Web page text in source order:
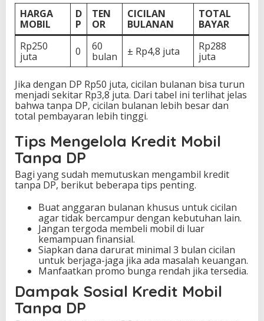
HARGA
MOBIL
D
P
TEN
OR
CICILAN
BULANAN
TOTAL
BAYAR
Rp250
juta
0
60
bulan
± Rp4,8 juta
Rp288
juta
Jika dengan DP Rp50 juta, cicilan bulanan bisa turun
menjadi sekitar Rp3,8 juta. Dari tabel ini terlihat jelas
bahwa tanpa DP, cicilan bulanan lebih besar dan
total pembayaran lebih tinggi.
Tips Mengelola Kredit Mobil
Tanpa DP
Bagi yang sudah memutuskan mengambil kredit
tanpa DP, berikut beberapa tips penting.
Buat anggaran bulanan khusus untuk cicilan
agar tidak bercampur dengan kebutuhan lain.
Jangan tergoda membeli mobil di luar
kemampuan finansial.
Siapkan dana darurat minimal 3 bulan cicilan
untuk berjaga-jaga jika ada masalah keuangan.
Manfaatkan promo bunga rendah jika tersedia.
Dampak Sosial Kredit Mobil
Tanpa DP